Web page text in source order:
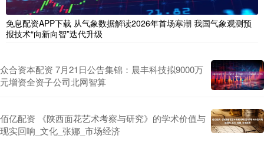
免息配资APP下载 从气象数据解读2026年首场寒潮 我国气象观测预
报技术“向新向智”迭代升级
众合资本配资 7月21日公告集锦：晨丰科技拟9000万
元增资全资子公司北网智算
佰亿配资 《陕西面花艺术考察与研究》的学术价值与
现实回响_文化_张娜_市场经济